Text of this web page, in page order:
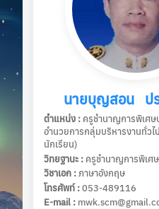
นายบุญสอน ป
ตำแหน่ง : ครูชำนาญการพิเศ
อำนวยการกลุ่มบริหารงานทั่วไ
นักเรียน)
วิทยฐานะ : ครูชำนาญการพิเศษ
วิชาเอก :ภาษาอังกฤษ
โทรศัพท์ :053-489116
E-mail :